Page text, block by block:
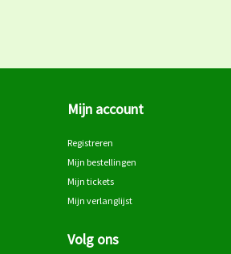
Mijn account
Registreren
Mijn bestellingen
Mijn tickets
Mijn verlanglijst
Volg ons